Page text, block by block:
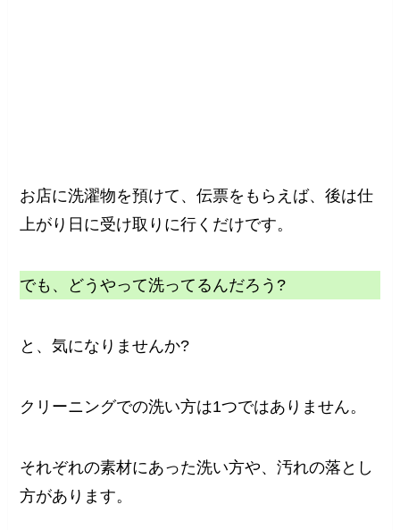
お店に洗濯物を預けて、伝票をもらえば、後は仕
上がり日に受け取りに行くだけです。
でも、どうやって洗ってるんだろう?
と、気になりませんか?
クリーニングでの洗い方は1つではありません。
それぞれの素材にあった洗い方や、汚れの落とし
方があります。